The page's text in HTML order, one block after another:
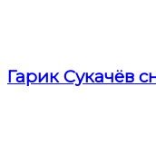
Гарик Сукачёв